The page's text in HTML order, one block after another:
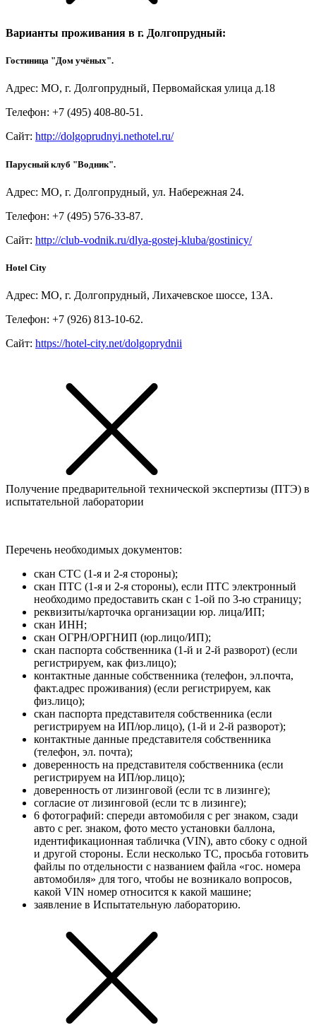
Варианты проживания в г. Долгопрудный:
Гостиница "Дом учёных".
Адрес: МО, г. Долгопрудный, Первомайская улица д.18
Телефон: +7 (495) 408-80-51.
Сайт: http://dolgoprudnyi.nethotel.ru/
Парусный клуб "Водник".
Адрес: МО, г. Долгопрудный, ул. Набережная 24.
Телефон: +7 (495) 576-33-87.
Сайт: http://club-vodnik.ru/dlya-gostej-kluba/gostinicy/
Hotel City
Адрес: МО, г. Долгопрудный, Лихачевское шоссе, 13А.
Телефон: +7 (926) 813-10-62.
Сайт: https://hotel-city.net/dolgoprydnii
Получение предварительной технической экспертизы (ПТЭ) в
испытательной лаборатории
Перечень необходимых документов:
скан СТС (1-я и 2-я стороны);
скан ПТС (1-я и 2-я стороны), если ПТС электронный
необходимо предоставить скан с 1-ой по 3-ю страницу;
реквизиты/карточка организации юр. лица/ИП;
скан ИНН;
скан ОГРН/ОРГНИП (юр.лицо/ИП);
скан паспорта собственника (1-й и 2-й разворот) (если
регистрируем, как физ.лицо);
контактные данные собственника (телефон, эл.почта,
факт.адрес проживания) (если регистрируем, как
физ.лицо);
скан паспорта представителя собственника (если
регистрируем на ИП/юр.лицо), (1-й и 2-й разворот);
контактные данные представителя собственника
(телефон, эл. почта);
доверенность на представителя собственника (если
регистрируем на ИП/юр.лицо);
доверенность от лизинговой (если тс в лизинге);
согласие от лизинговой (если тс в лизинге);
6 фотографий: спереди автомобиля с рег знаком, сзади
авто с рег. знаком, фото место установки баллона,
идентификационная табличка (VIN), авто сбоку с одной
и другой стороны. Если несколько ТС, просьба готовить
файлы по отдельности с названием файла «гос. номера
автомобиля» для того, чтобы не возникало вопросов,
какой VIN номер относится к какой машине;
заявление в Испытательную лабораторию.